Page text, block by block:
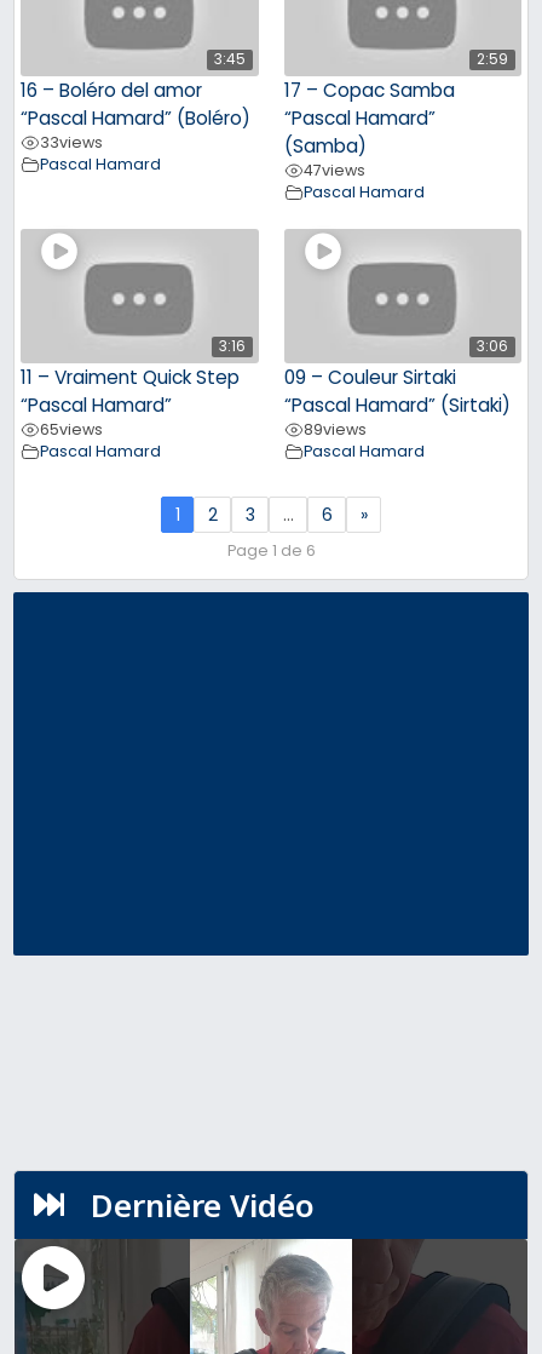
3:45
16 – Boléro del amor
“Pascal Hamard” (Boléro)
33views
Pascal Hamard
2:59
17 – Copac Samba
“Pascal Hamard”
(Samba)
47views
Pascal Hamard
3:16
11 – Vraiment Quick Step
“Pascal Hamard”
65views
Pascal Hamard
3:06
09 – Couleur Sirtaki
“Pascal Hamard” (Sirtaki)
89views
Pascal Hamard
1 2 3 … 6 »
Page 1 de 6
 Dernière Vidéo